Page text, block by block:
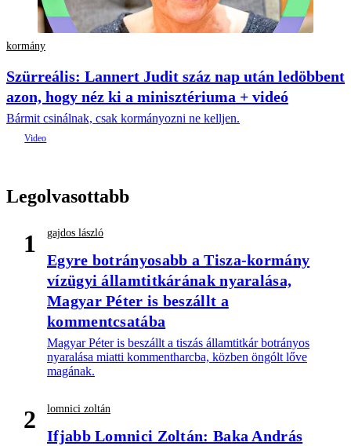
kormány
Szürreális: Lannert Judit száz nap után ledöbbent
azon, hogy néz ki a minisztériuma + videó
Bármit csinálnak, csak kormányozni ne kelljen.
Legolvasottabb
1 gajdos lászló
Egyre botrányosabb a Tisza-kormány
vízügyi államtitkárának nyaralása,
Magyar Péter is beszállt a
kommentcsatába
Magyar Péter is beszállt a tiszás államtitkár botrányos
nyaralása miatti kommentharcba, közben öngólt lőve
magának.
2 lomnici zoltán
Ifjabb Lomnici Zoltán: Baka András